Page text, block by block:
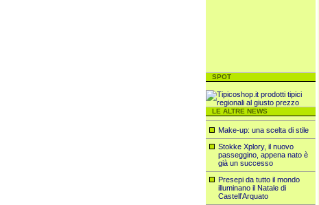
SPOT
LE ALTRE NEWS
Make-up: una scelta di stile
Stokke Xplory, il nuovo
passeggino, appena nato è
già un successo
Presepi da tutto il mondo
illuminano il Natale di
Castell’Arquato